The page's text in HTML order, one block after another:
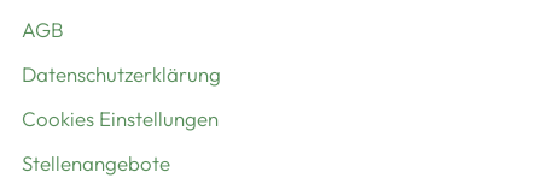
AGB
Datenschutzerklärung
Cookies Einstellungen
Stellenangebote